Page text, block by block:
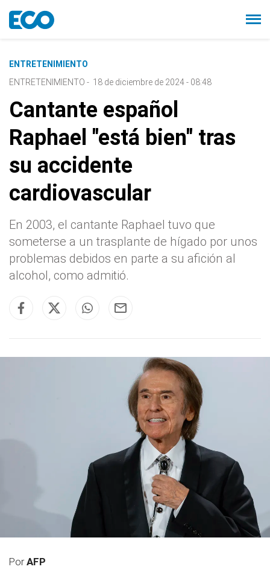
ENTRETENIMIENTO
ENTRETENIMIENTO - 18 de diciembre de 2024 - 08:48
Cantante español
Raphael "está bien" tras
su accidente
cardiovascular
En 2003, el cantante Raphael tuvo que
someterse a un trasplante de hígado por unos
problemas debidos en parte a su afición al
alcohol, como admitió.
PorAFP